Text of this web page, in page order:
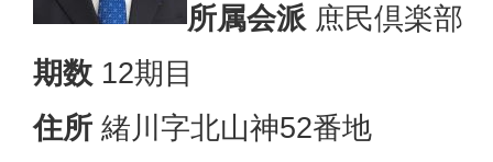
所属会派 庶民倶楽部
期数 12期目
住所 緒川字北山神52番地